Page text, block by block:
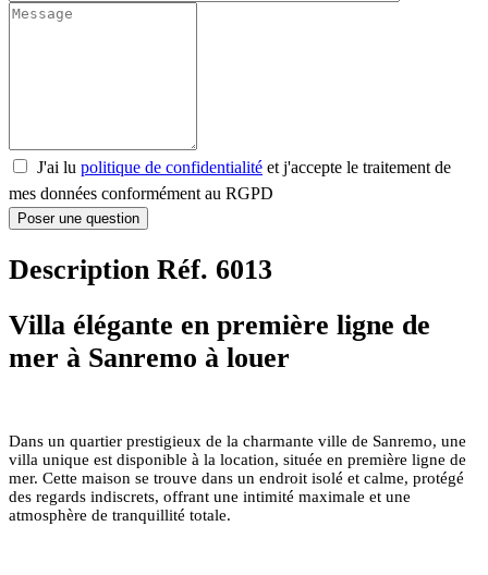
J'ai lu politique de confidentialité et j'accepte le traitement de
mes données conformément au RGPD
Poser une question
Description Réf. 6013
Villa élégante en première ligne de
mer à Sanremo à louer
Dans un quartier prestigieux de la charmante ville de Sanremo, une
villa unique est disponible à la location, située en première ligne de
mer. Cette maison se trouve dans un endroit isolé et calme, protégé
des regards indiscrets, offrant une intimité maximale et une
atmosphère de tranquillité totale.